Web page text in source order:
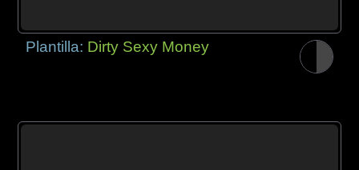
Plantilla: Dirty Sexy Money